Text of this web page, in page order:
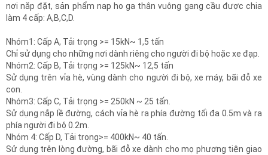
nơi nắp đặt, sản phẩm nap ho ga thân vuông gang cầu được chia
làm 4 cấp: A,B,C,D.
Nhóm1: Cấp A, Tải trọng >= 15kN~ 1,5 tấn
Chỉ sử dụng cho những nơi dành riêng cho người đi bộ hoặc xe đạp.
Nhóm2: Cấp B, Tải trọng >= 125kN~ 12,5 tấn
Sử dụng trên vỉa hè, vùng dành cho người đi bộ, xe máy, bãi đỗ xe
con.
Nhóm3: Cấp C, Tải trọng >= 250kN ~ 25 tấn.
Sử dụng nắp lề đường, cách vỉa hè ra phía đường tối đa 0.5m và ra
phía người đi bộ 0.2m.
Nhóm 4: Cấp D, Tải trọng>= 400kN~ 40 tấn.
Sử dụng trên lòng đường, bãi đỗ xe dành cho mọ phương tiện giao